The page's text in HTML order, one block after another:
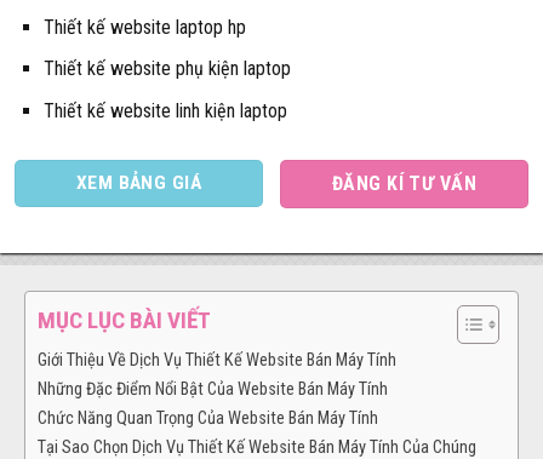
Thiết kế website laptop hp
Thiết kế website phụ kiện laptop
Thiết kế website linh kiện laptop
XEM BẢNG GIÁ ĐĂNG KÍ TƯ VẤN
MỤC LỤC BÀI VIẾT
Giới Thiệu Về Dịch Vụ Thiết Kế Website Bán Máy Tính
Những Đặc Điểm Nổi Bật Của Website Bán Máy Tính
Chức Năng Quan Trọng Của Website Bán Máy Tính
Tại Sao Chọn Dịch Vụ Thiết Kế Website Bán Máy Tính Của Chúng